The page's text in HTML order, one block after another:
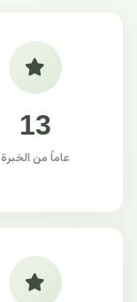
13
عاماً من الخبرة